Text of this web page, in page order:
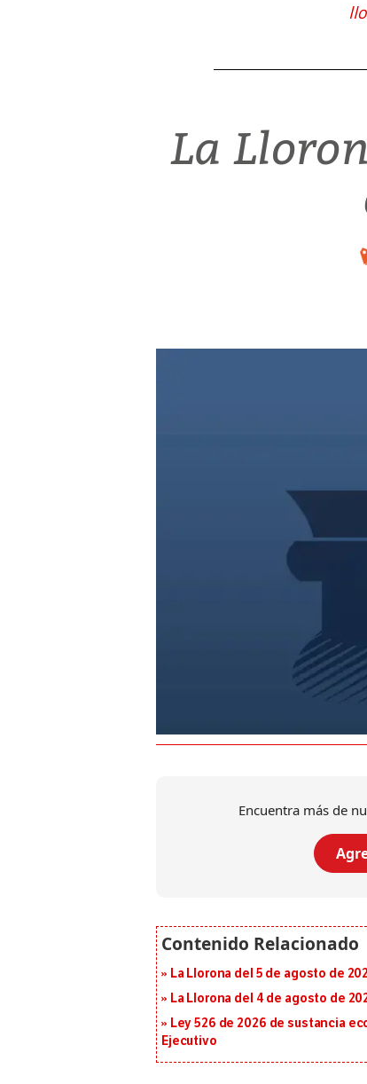
La
Encuentra más de
La Llorona del 5 de agosto de
La Llorona del 4 de agosto de
Ley 526 de 2026 de sustancia
Ejecutivo